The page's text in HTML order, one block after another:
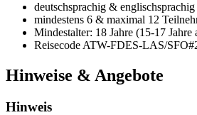
deutschsprachig & englischsprachig
mindestens 6 & maximal 12
Mindestalter: 18 Jahre (15-17
Reisecode ATW-FDES-LAS/
Hinweise & Angebote
Hinweis